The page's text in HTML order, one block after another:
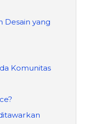
Desain yang
Komunitas